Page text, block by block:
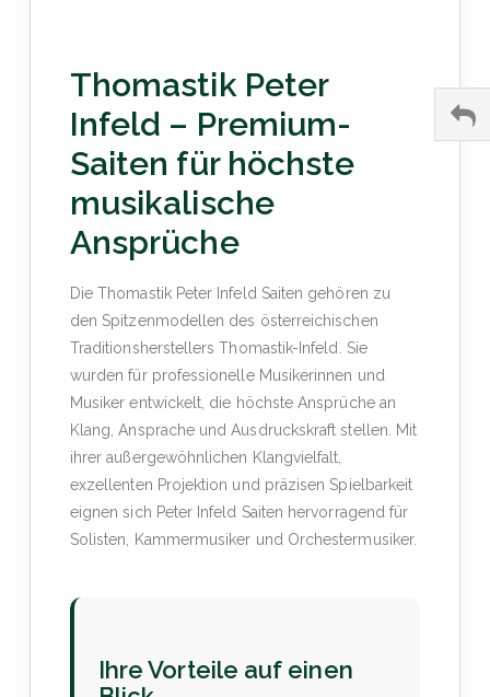
Thomastik Peter
Infeld – Premium-
Saiten für höchste
musikalische
Ansprüche
Die Thomastik Peter Infeld Saiten gehören zu
den Spitzenmodellen des österreichischen
Traditionsherstellers Thomastik-Infeld. Sie
wurden für professionelle Musikerinnen und
Musiker entwickelt, die höchste Ansprüche an
Klang, Ansprache und Ausdruckskraft stellen. Mit
ihrer außergewöhnlichen Klangvielfalt,
exzellenten Projektion und präzisen Spielbarkeit
eignen sich Peter Infeld Saiten hervorragend für
Solisten, Kammermusiker und Orchestermusiker.
Ihre Vorteile auf einen